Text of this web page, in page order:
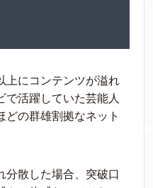
上にコンテンツが溢れ
で活躍していた芸能人
どの群雄割拠なネット
分散した場合、突破口